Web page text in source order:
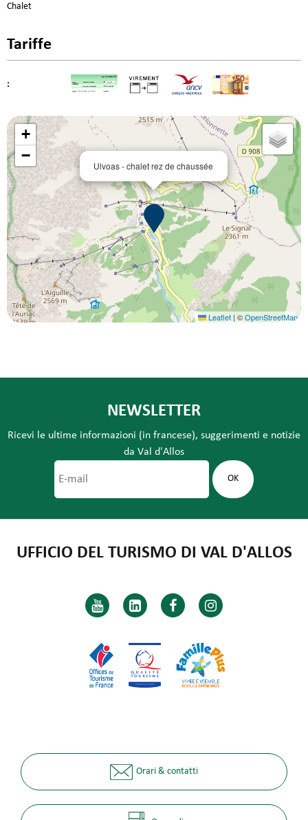
Chalet
Tariffe
:
Ulvoas - chalet rez de chaussée
+
−
Leaflet | ©OpenStreetMap
NEWSLETTER
Ricevi le ultime informazioni (in francese), suggerimenti e notizie
da Val d'Allos
UFFICIO DEL TURISMO DI VAL D'ALLOS
Orari & contatti